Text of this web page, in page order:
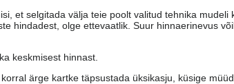
et selgitada välja teie poolt valitud tehnika mudeli
hindadest, olge ettevaatlik. Suur hinnaerinevus
keskmisest hinnast.
ärge kartke täpsustada üksikasju, küsige